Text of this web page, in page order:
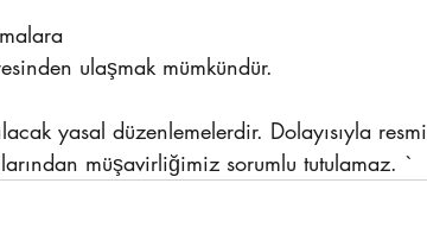
ulaşmak mümkündür.
yasal düzenlemelerdir. Dolayısıyla resmi
müşavirliğimiz sorumlu tutulamaz. `